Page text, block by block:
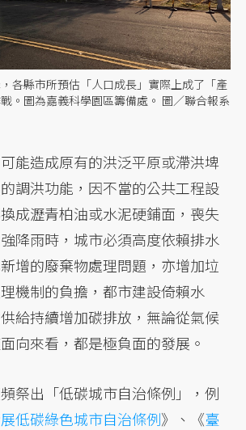
各縣市所預估「人口成長」實際上成了「產
。圖為嘉義科學園區籌備處。 圖／聯合報系
能造成原有的洪泛平原或滯洪埤
調洪功能，因不當的公共工程設
成瀝青柏油或水泥硬鋪面，喪失
降雨時，城市必須高度依賴排水
增的廢棄物處理問題，亦增加垃
機制的負擔，都市建設倚賴水
給持續增加碳排放，無論從氣候
向來看，都是極負面的發展。
祭出「低碳城市自治條例」，例
低碳綠色城市自治條例》、《臺